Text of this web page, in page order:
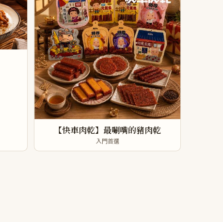
【快車肉乾】最唰嘴的豬肉乾
入門首選